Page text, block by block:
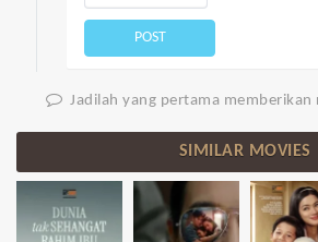
POST
Jadilah yang pertama
SIMILAR MOVIES